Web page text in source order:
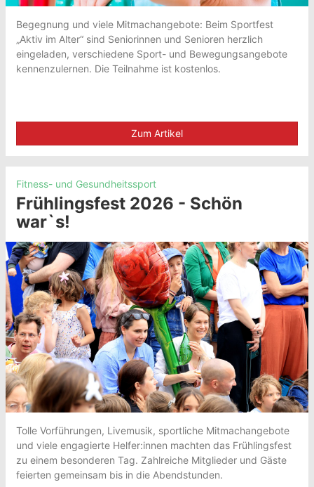
Begegnung und viele Mitmachangebote: Beim Sportfest
„Aktiv im Alter“ sind Seniorinnen und Senioren herzlich
eingeladen, verschiedene Sport- und Bewegungsangebote
kennenzulernen. Die Teilnahme ist kostenlos.
Zum Artikel
Fitness- und Gesundheitssport
Frühlingsfest 2026 - Schön
war`s!
Tolle Vorführungen, Livemusik, sportliche Mitmachangebote
und viele engagierte Helfer:innen machten das Frühlingsfest
zu einem besonderen Tag. Zahlreiche Mitglieder und Gäste
feierten gemeinsam bis in die Abendstunden.